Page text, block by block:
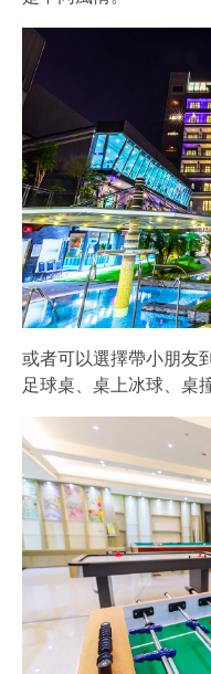
或者可以選擇帶小朋友
足球桌、桌上冰球、桌